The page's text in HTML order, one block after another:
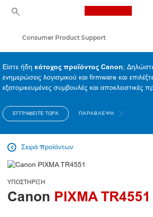
Consumer Product Support
Είστε ήδη κάτοχος προϊόντος Canon;
ενημερώσεις λογισμικού και firmware και
εξατομικευμένες συμβουλές και αποκλειστικές
ΕΓΓΡΑΦΕΊΤΕ ΤΏΡΑ ΠΑΡΆΒΛΕΨΗ
Σειρά προϊόντων

ΥΠΟΣΤΉΡΙΞΗ
Canon PIXMA TR4551